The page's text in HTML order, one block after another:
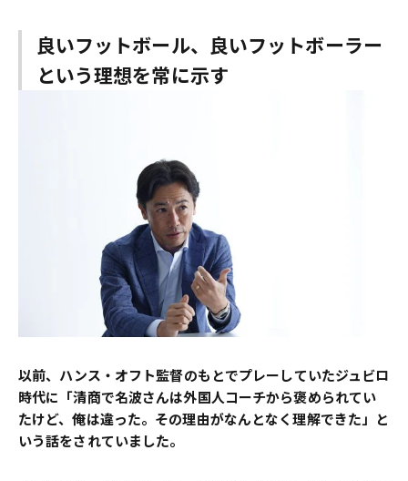
良いフットボール、良いフットボーラー
という理想を常に示す
――以前、ハンス・オフト監督のもとでプレーしていたジュビロ
時代に「清商で名波さんは外国人コーチから褒められてい
たけど、俺は違った。その理由がなんとなく理解できた」と
いう話をされていました。